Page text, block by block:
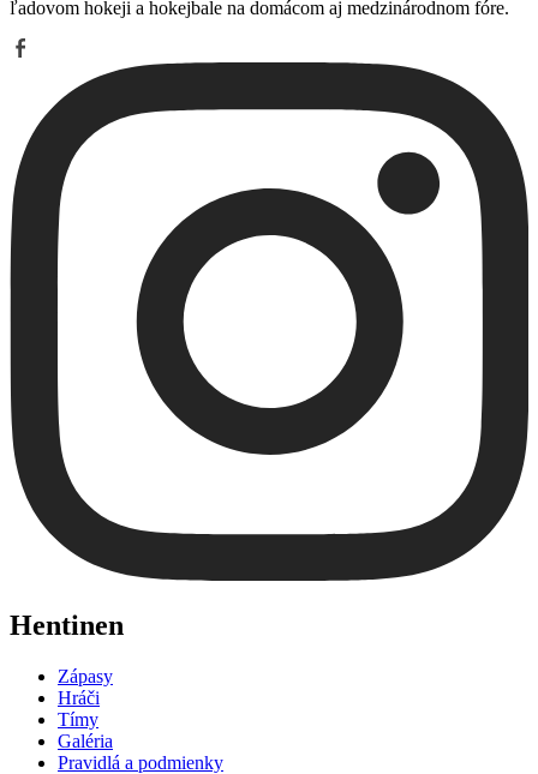
ľadovom hokeji a hokejbale na domácom aj medzinárodnom fóre.
Hentinen
Zápasy
Hráči
Tímy
Galéria
Pravidlá a podmienky